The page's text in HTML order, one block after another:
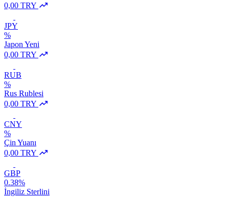
0,00 TRY
JPY
%
Japon Yeni
0,00 TRY
RUB
%
Rus Rublesi
0,00 TRY
CNY
%
Çin Yuanı
0,00 TRY
GBP
0.38%
İngiliz Sterlini